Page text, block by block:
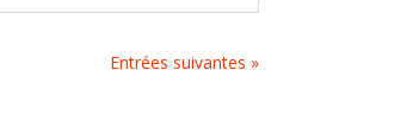
Entrées suivantes »